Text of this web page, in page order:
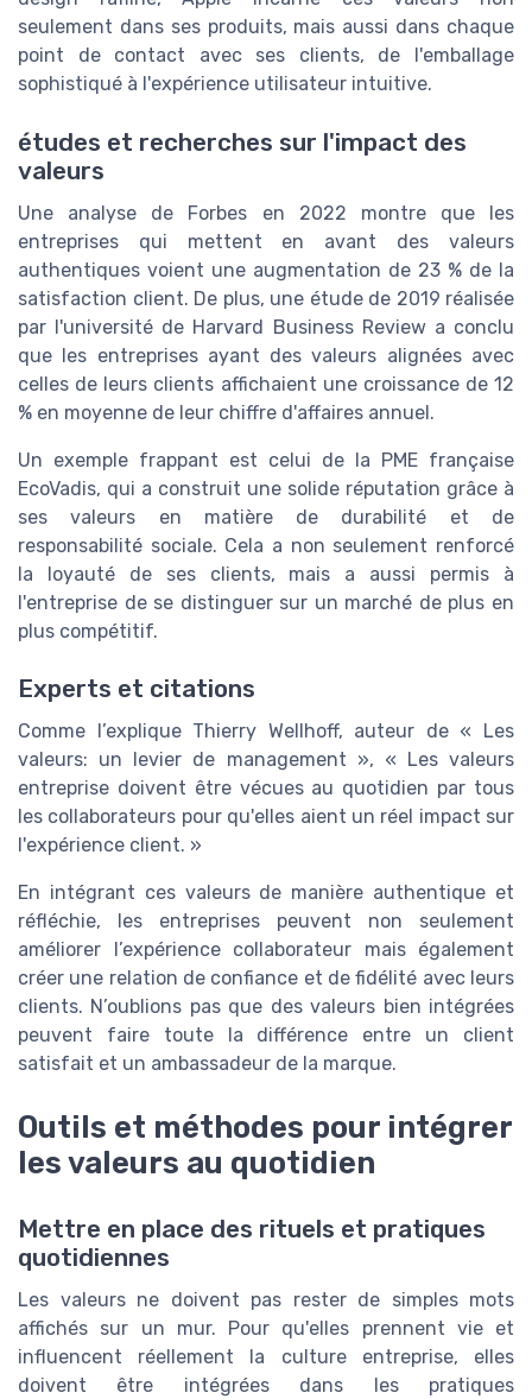
seulement dans ses produits, mais aussi dans chaque
point de contact avec ses clients, de l'emballage
sophistiqué à l'expérience utilisateur intuitive.
études et recherches sur l'impact des
valeurs
Une analyse de Forbes en 2022 montre que les
entreprises qui mettent en avant des valeurs
authentiques voient une augmentation de 23 % de la
satisfaction client. De plus, une étude de 2019 réalisée
par l'université de Harvard Business Review a conclu
que les entreprises ayant des valeurs alignées avec
celles de leurs clients affichaient une croissance de 12
% en moyenne de leur chiffre d'affaires annuel.
Un exemple frappant est celui de la PME française
EcoVadis, qui a construit une solide réputation grâce à
ses valeurs en matière de durabilité et de
responsabilité sociale. Cela a non seulement renforcé
la loyauté de ses clients, mais a aussi permis à
l'entreprise de se distinguer sur un marché de plus en
plus compétitif.
Experts et citations
Comme l’explique Thierry Wellhoff, auteur de « Les
valeurs: un levier de management », « Les valeurs
entreprise doivent être vécues au quotidien par tous
les collaborateurs pour qu'elles aient un réel impact sur
l'expérience client. »
En intégrant ces valeurs de manière authentique et
réfléchie, les entreprises peuvent non seulement
améliorer l’expérience collaborateur mais également
créer une relation de confiance et de fidélité avec leurs
clients. N’oublions pas que des valeurs bien intégrées
peuvent faire toute la différence entre un client
satisfait et un ambassadeur de la marque.
Outils et méthodes pour intégrer
les valeurs au quotidien
Mettre en place des rituels et pratiques
quotidiennes
Les valeurs ne doivent pas rester de simples mots
affichés sur un mur. Pour qu'elles prennent vie et
influencent réellement la culture entreprise, elles
doivent être intégrées dans les pratiques